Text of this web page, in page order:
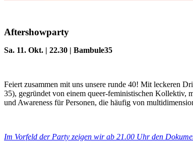
Aftershowparty
Sa. 11. Okt. | 22.30 | Bambule35
Feiert zusammen mit uns unsere runde 40! Mit leckeren
35), gegründet von einem queer-feministischen Kollektiv,
und Awareness für Personen, die häufig von
Im Vorfeld der Party zeigen wir ab 21.00 Uhr den